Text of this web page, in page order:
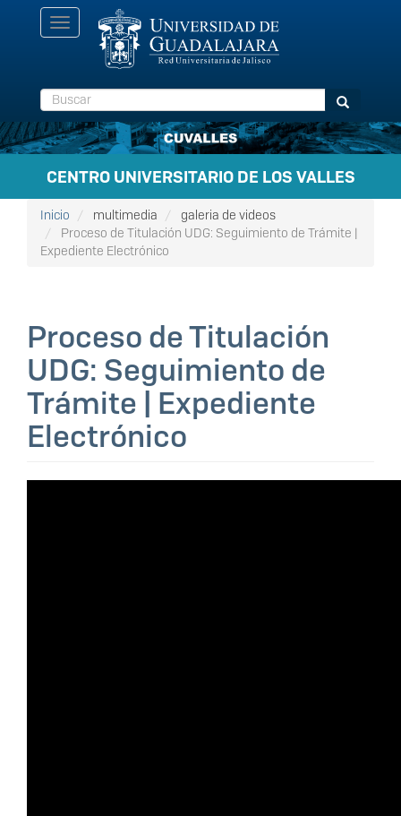
Toggle
navigation
Buscar Buscar
CENTRO UNIVERSITARIO DE LOS VALLES
Inicio multimedia
galeria de videos
Proceso de Titulación UDG: Seguimiento de Trámite |
Expediente Electrónico
Proceso de Titulación
UDG: Seguimiento de
Trámite | Expediente
Electrónico